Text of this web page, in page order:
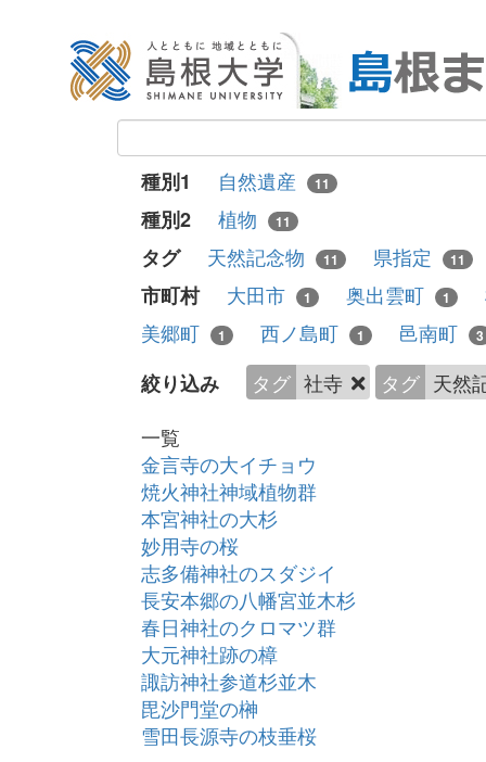
種別1 自然遺産 11
種別2 植物 11
タグ 天然記念物 11 県指定 11
市町村 大田市 1 奥出雲町 1
美郷町
1 西ノ島町 1 邑南町 3
絞り込み タグ 社寺 タグ 天然
一覧
金言寺の大イチョウ
焼火神社神域植物群
本宮神社の大杉
妙用寺の桜
志多備神社のスダジイ
長安本郷の八幡宮並木杉
春日神社のクロマツ群
大元神社跡の樟
諏訪神社参道杉並木
毘沙門堂の榊
雪田長源寺の枝垂桜